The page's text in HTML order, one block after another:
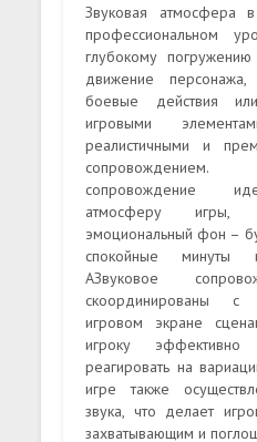
Звуковая атмосфера
профессиональном
глубокому
движение
боевые действия
игровыми
реалистичными и
сопровождение
атмосферу игры,
эмоциональный фон –
спокойные минуты
АЗвуковое
скоординированы
игровом экране
игроку эффективно
реагировать на
игре также
звука, что делает
захватывающим и